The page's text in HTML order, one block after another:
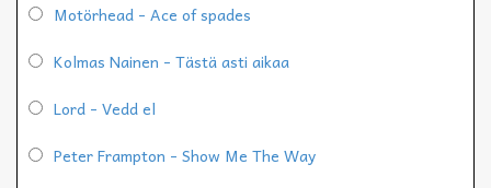
Motörhead - Ace of spades
Kolmas Nainen - Tästä asti aikaa
Lord - Vedd el
Peter Frampton - Show Me The Way